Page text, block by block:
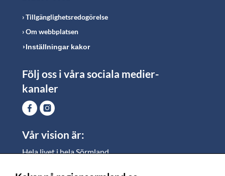
Tillgänglighetsredogörelse
Om webbplatsen
Inställningar kakor
Följ oss i våra sociala medier-
kanaler
Vår vision är:
Hela livet i hela Sörmland.
vi vill skapa jämlika möjligheter för både